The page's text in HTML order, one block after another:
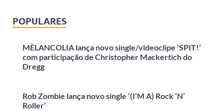
POPULARES
MÈLANCOLIA lança novo single/videoclipe ‘SPIT!’
com participação de Christopher Mackertich do
Dregg
Rob Zombie lança novo single ‘(I’M A) Rock ‘N’
Roller’